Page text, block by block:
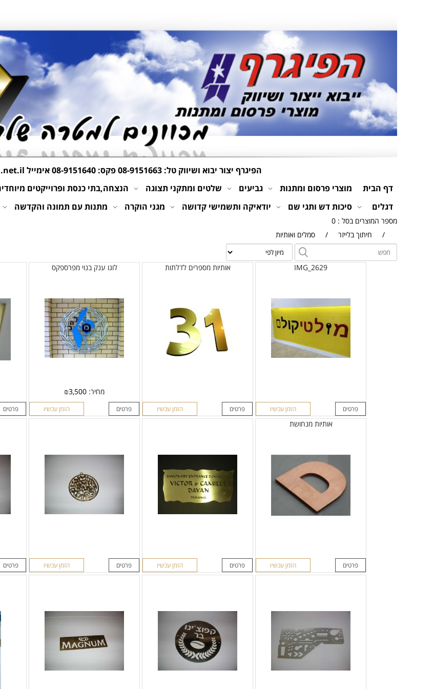
הפיגרף יצור יבוא ושיווק טל:08-9151663פקס: 08-9151640 אימייל
דף הבית
מוצרי פרסום ומתנות גביעים שלטים ומתקני תצוגה הנצחה,בתי כנסת ופרוייקטים
דגלים
סיכות דש ותגי שם יודאיקה ותשמישי קדושה מגני הוקרה מתנות עם תמונה והקדשה
מספר המוצרים בסל : 0
/
חיתוך בלייזר / סמלים ואותיות
IMG_2629
פרטים הזמן עכשיו
אותיות מספרים לדלתות
פרטים הזמן עכשיו
לוגו ענק בנוי מפרספקס
מחיר: ₪3,500
פרטים הזמן עכשיו פרטים
אותיות מנחושת
פרטים הזמן עכשיו פרטים הזמן עכשיו פרטים הזמן עכשיו פרטים